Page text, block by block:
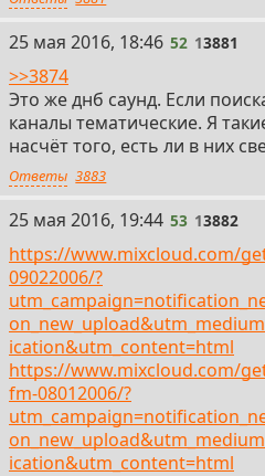
52
25 мая 2016, 18:46 52 13881
>>3874
Это же днб саунд. Если
каналы тематические. Я
насчёт того, есть ли в них
Ответы 3883
53
25 мая 2016, 19:44 53 13882
https://www.mixcloud.com/
09022006/?
ication&utm_content=html
https://www.mixcloud.com/
fm-08012006/?
ication&utm_content=html